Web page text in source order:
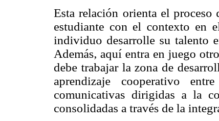
Esta relación orienta el proceso
estudiante con el contexto en
individuo desarrolle su talento
Además, aquí entra en juego
debe trabajar la zona de
aprendizaje cooperativo
comunicativas dirigidas a la
consolidadas a través de la